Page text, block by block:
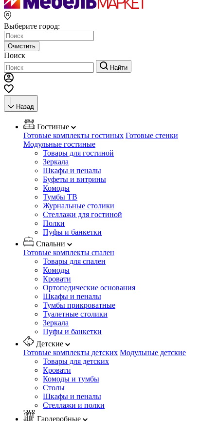
Выберите город:
Очистить
Поиск
Найти
Назад
Гостиные
Готовые комплекты гостиных Готовые стенки
Модульные гостиные
Товары для гостиной
Зеркала
Шкафы и пеналы
Буфеты и витрины
Комоды
Тумбы ТВ
Журнальные столики
Стеллажи для гостиной
Полки
Пуфы и банкетки
Спальни
Готовые комплекты спален
Товары для спален
Комоды
Кровати
Ортопедические основания
Шкафы и пеналы
Тумбы прикроватные
Туалетные столики
Зеркала
Пуфы и банкетки
Детские
Готовые комплекты детских Модульные детские
Товары для детских
Кровати
Комоды и тумбы
Столы
Шкафы и пеналы
Стеллажи и полки
Гардеробные